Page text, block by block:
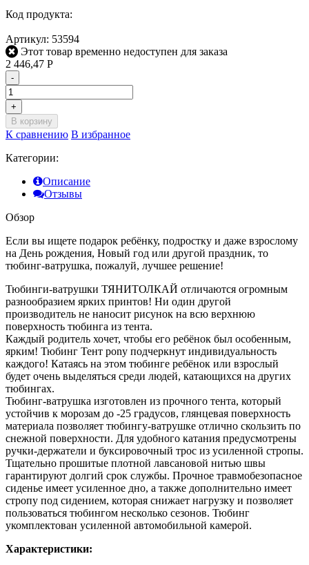
Код продукта:
Артикул: 53594
Этот товар временно недоступен для заказа
2 446,47 Р
-
+
В корзину
К сравнению В избранное
Категории:
Описание
Отзывы
Обзор
Если вы ищете подарок ребёнку, подростку и даже взрослому
на День рождения, Новый год или другой праздник, то
тюбинг-ватрушка, пожалуй, лучшее решение!
Тюбинги-ватрушки ТЯНИТОЛКАЙ отличаются огромным
разнообразием ярких принтов! Ни один другой
производитель не наносит рисунок на всю верхнюю
поверхность тюбинга из тента.
Каждый родитель хочет, чтобы его ребёнок был особенным,
ярким! Тюбинг Тент pony подчеркнут индивидуальность
каждого! Катаясь на этом тюбинге ребёнок или взрослый
будет очень выделяться среди людей, катающихся на других
тюбингах.
Тюбинг-ватрушка изготовлен из прочного тента, который
устойчив к морозам до -25 градусов, глянцевая поверхность
материала позволяет тюбингу-ватрушке отлично скользить по
снежной поверхности. Для удобного катания предусмотрены
ручки-держатели и буксировочный трос из усиленной стропы.
Тщательно прошитые плотной лавсановой нитью швы
гарантируют долгий срок службы. Прочное травмобезопасное
сиденье имеет усиленное дно, а также дополнительно имеет
стропу под сидением, которая снижает нагрузку и позволяет
пользоваться тюбингом несколько сезонов. Тюбинг
укомплектован усиленной автомобильной камерой.
Характеристики: